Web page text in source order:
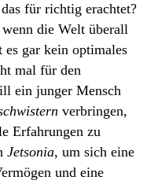
für richtig erachtet?
die Welt überall
gar kein optimales
mal für den
ein junger Mensch
verbringen,
Erfahrungen zu
Jetsonia, um sich eine
und eine